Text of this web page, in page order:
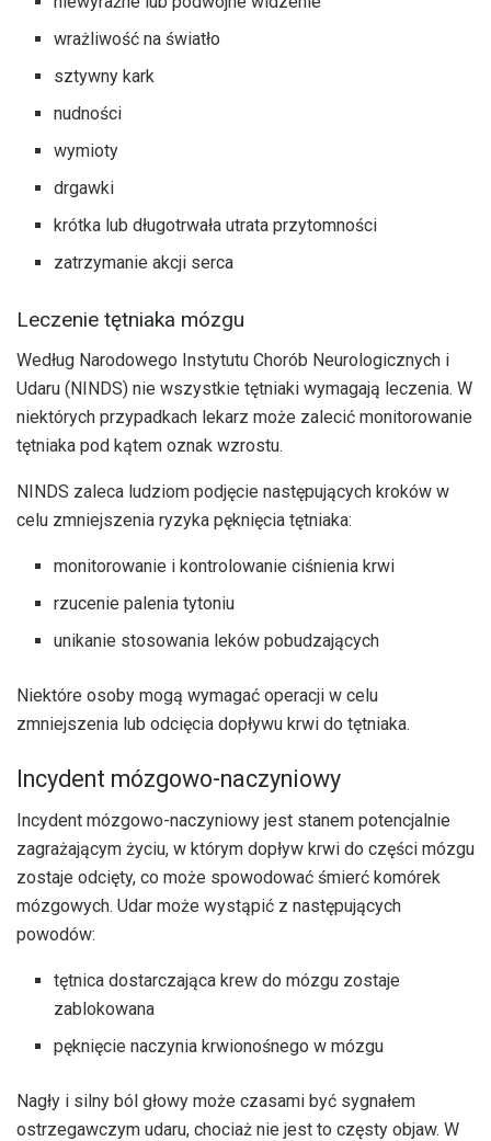
wrażliwość na światło
sztywny kark
nudności
wymioty
drgawki
krótka lub długotrwała utrata przytomności
zatrzymanie akcji serca
Leczenie tętniaka mózgu
Według Narodowego Instytutu Chorób Neurologicznych i
Udaru (NINDS) nie wszystkie tętniaki wymagają leczenia. W
niektórych przypadkach lekarz może zalecić monitorowanie
tętniaka pod kątem oznak wzrostu.
NINDS zaleca ludziom podjęcie następujących kroków w
celu zmniejszenia ryzyka pęknięcia tętniaka:
monitorowanie i kontrolowanie ciśnienia krwi
rzucenie palenia tytoniu
unikanie stosowania leków pobudzających
Niektóre osoby mogą wymagać operacji w celu
zmniejszenia lub odcięcia dopływu krwi do tętniaka.
Incydent mózgowo-naczyniowy
Incydent mózgowo-naczyniowy jest stanem potencjalnie
zagrażającym życiu, w którym dopływ krwi do części mózgu
zostaje odcięty, co może spowodować śmierć komórek
mózgowych. Udar może wystąpić z następujących
powodów:
tętnica dostarczająca krew do mózgu zostaje
zablokowana
pęknięcie naczynia krwionośnego w mózgu
Nagły i silny ból głowy może czasami być sygnałem
ostrzegawczym udaru, chociaż nie jest to częsty objaw. W